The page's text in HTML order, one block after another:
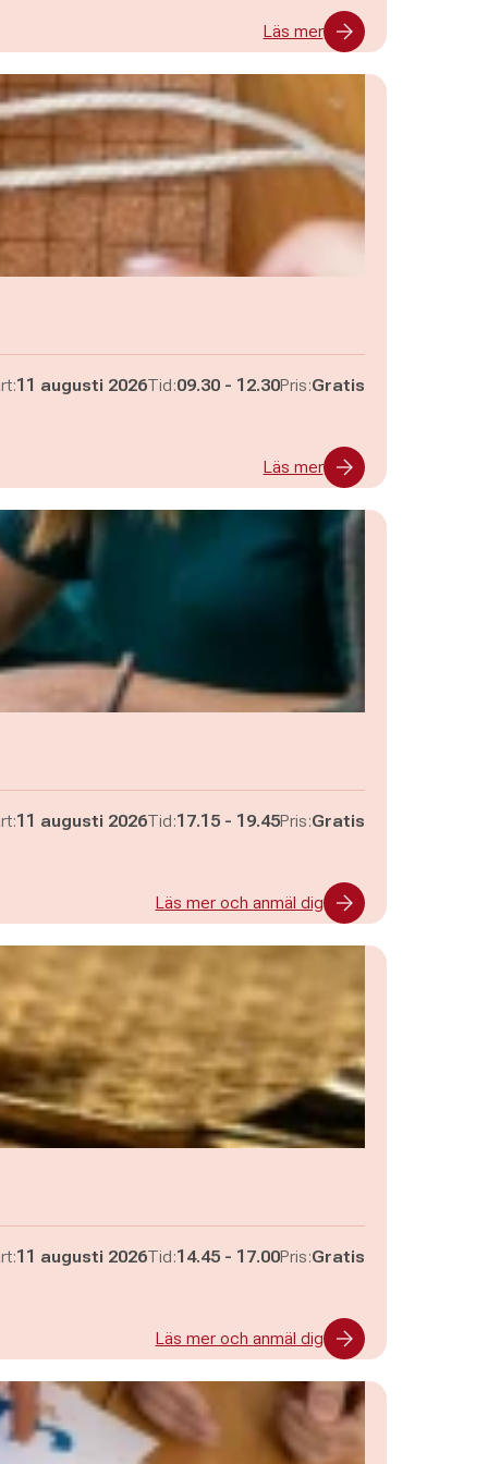
Läs mer
11 augusti 2026Tid:Pågår mellan
09.30 - och
12.30Pris:Gratis
Läs mer
11 augusti 2026Tid:Pågår mellan
17.15 - och
19.45Pris:Gratis
Läs mer och anmäl dig
11 augusti 2026Tid:Pågår mellan
14.45 - och
17.00Pris:Gratis
Läs mer och anmäl dig